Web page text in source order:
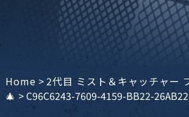
Home >2代目 ミスト＆キャッチャー
🎄 >C96C6243-7609-4159-BB22-